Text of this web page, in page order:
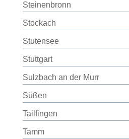
Steinenbronn
Stockach
Stutensee
Stuttgart
Sulzbach an der Murr
Süßen
Tailfingen
Tamm